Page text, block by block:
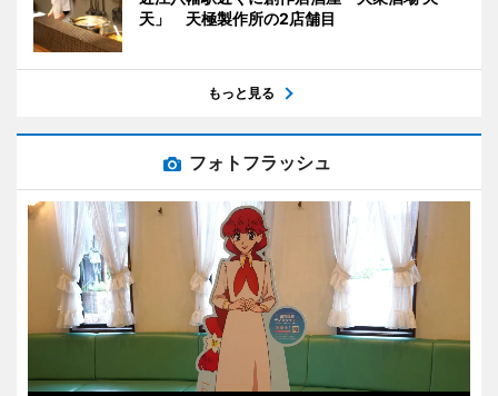
天」 天極製作所の2店舗目
もっと見る
フォトフラッシュ